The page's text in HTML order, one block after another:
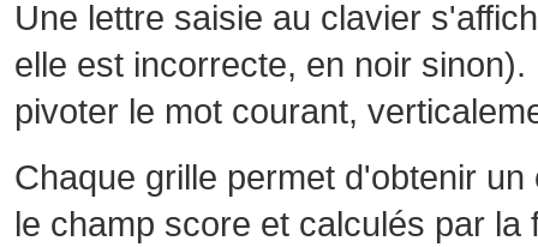
Une lettre saisie au clavier
elle est incorrecte, en noir
pivoter le mot courant,
Chaque grille permet d'obtenir
le champ score et calculés par la